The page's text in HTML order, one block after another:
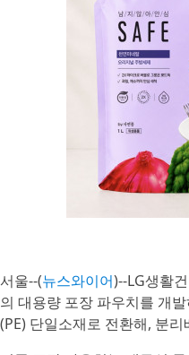
서울--(뉴스와이어)--LG생활
의 대용량 포장 파우치를 개
(PE) 단일소재로 전환해, 분